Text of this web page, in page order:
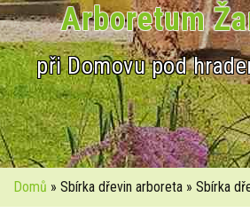
Arboretum
při Domovu pod
Domů » Sbírka dřevin arboreta » Sbírka